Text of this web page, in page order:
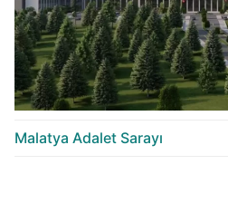
Malatya Adalet Sarayı